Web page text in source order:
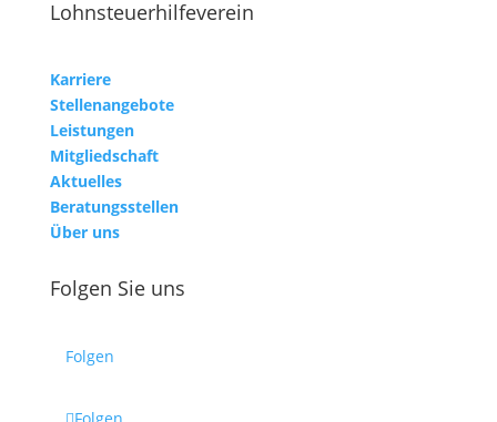
Lohnsteuerhilfeverein
Karriere
Stellenangebote
Leistungen
Mitgliedschaft
Aktuelles
Beratungsstellen
Über uns
Folgen Sie uns
Folgen